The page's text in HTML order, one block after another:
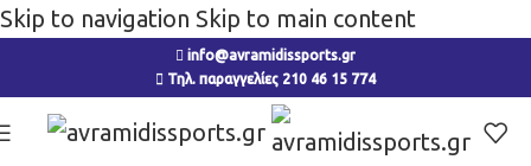
Skip to navigation Skip to main content
info@avramidissports.gr
Τηλ. παραγγελίες 210 46 15 774